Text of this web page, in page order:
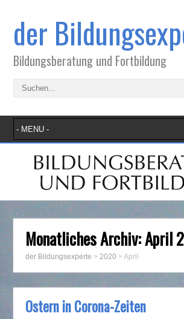
der
Bildungsberatung und Fortbildung
Monatliches Archiv:April
der Bildungsexperte>2020 >April
Ostern in Corona-Zeiten